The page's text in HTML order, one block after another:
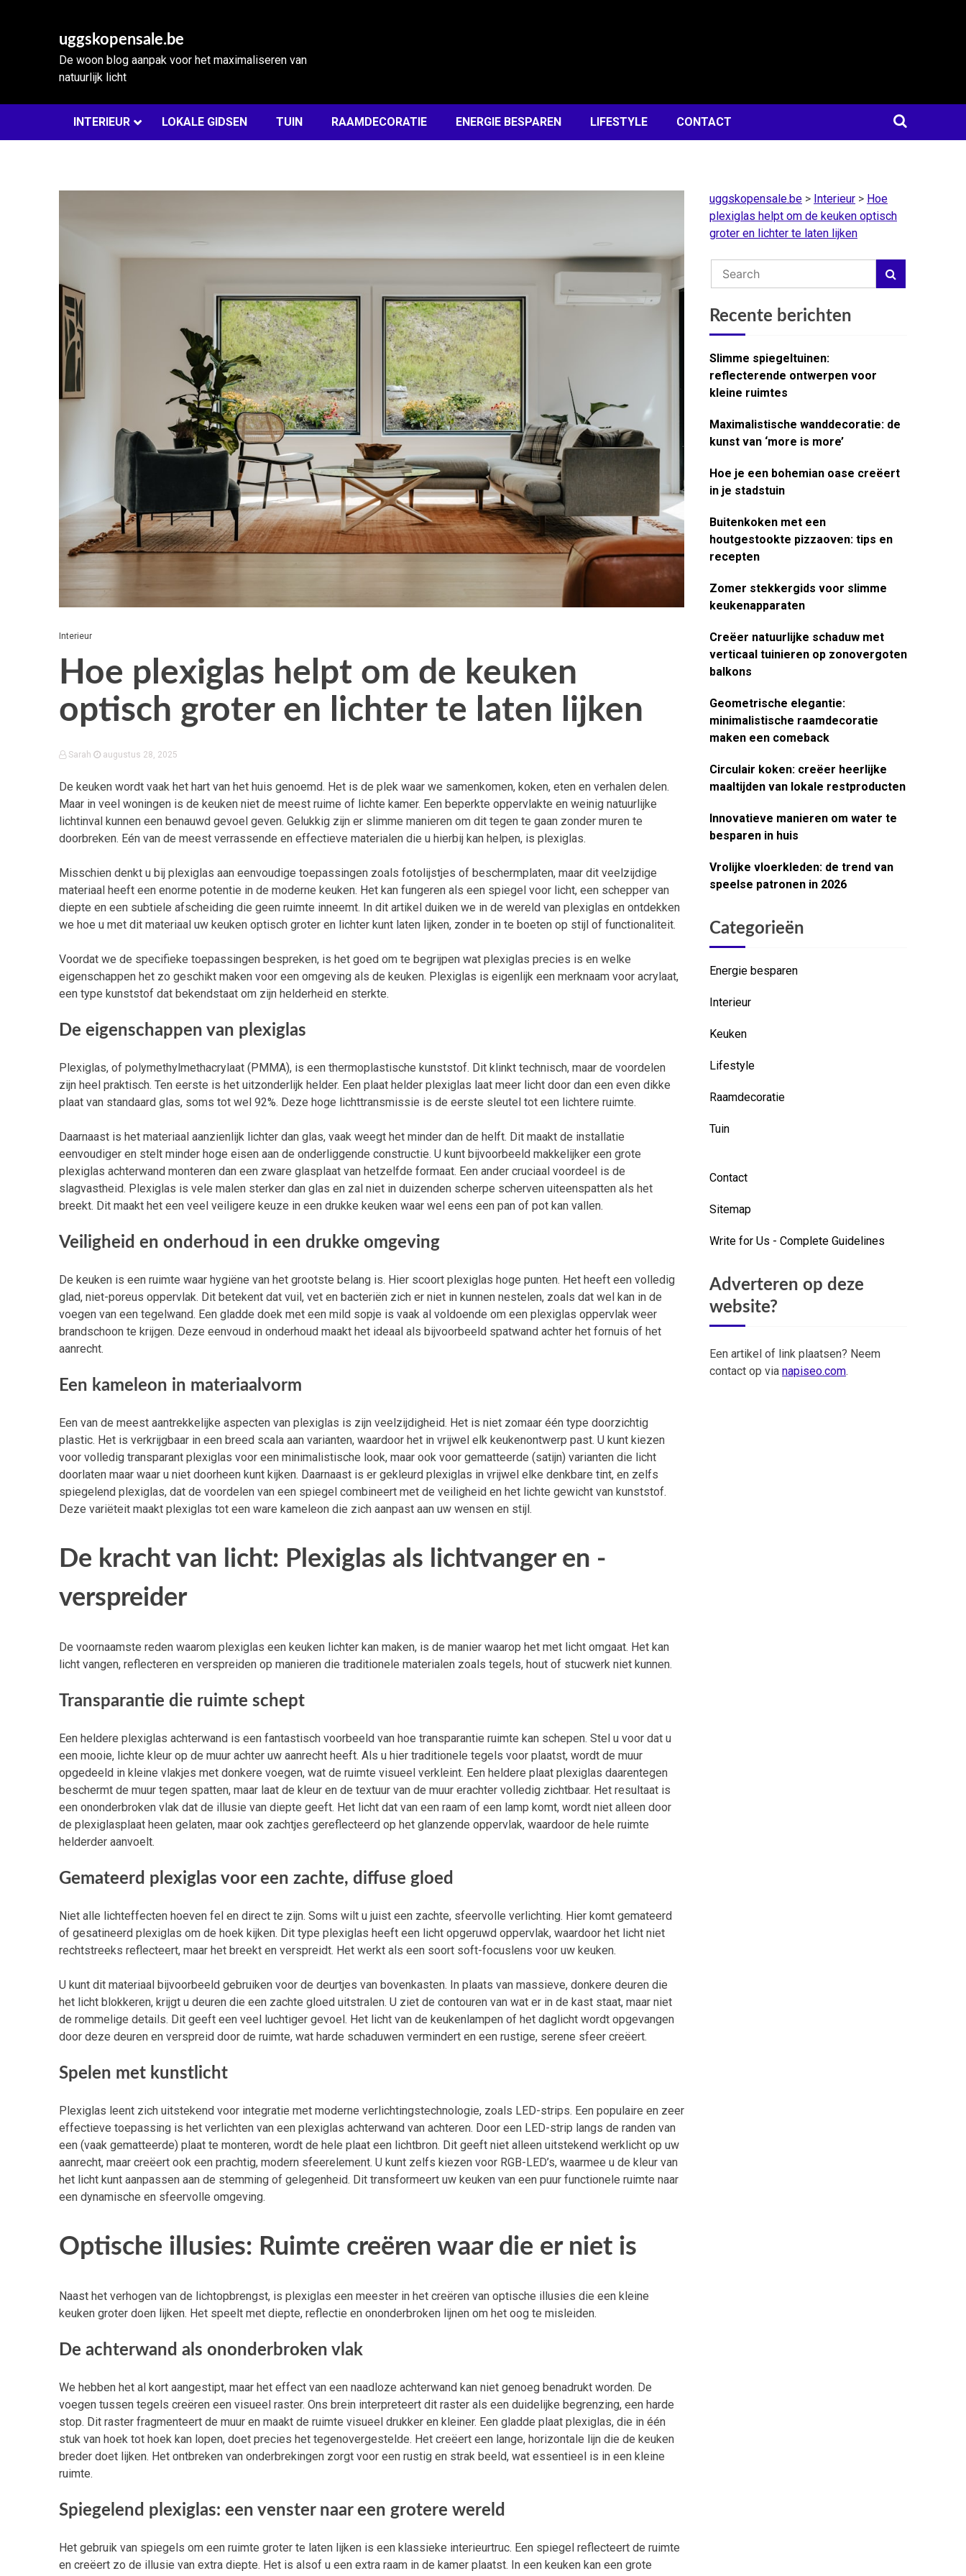
uggskopensale.be
De woon blog aanpak voor het maximaliseren van
natuurlijk licht
INTERIEUR LOKALE GIDSEN TUIN RAAMDECORATIE ENERGIE BESPAREN LIFESTYLE CONTACT
Interieur
Hoe plexiglas helpt om de keuken
optisch groter en lichter te laten lijken
Sarah augustus 28, 2025
De keuken wordt vaak het hart van het huis genoemd. Het is de plek waar we samenkomen, koken, eten en verhalen delen.
Maar in veel woningen is de keuken niet de meest ruime of lichte kamer. Een beperkte oppervlakte en weinig natuurlijke
lichtinval kunnen een benauwd gevoel geven. Gelukkig zijn er slimme manieren om dit tegen te gaan zonder muren te
doorbreken. Eén van de meest verrassende en effectieve materialen die u hierbij kan helpen, is plexiglas.
Misschien denkt u bij plexiglas aan eenvoudige toepassingen zoals fotolijstjes of beschermplaten, maar dit veelzijdige
materiaal heeft een enorme potentie in de moderne keuken. Het kan fungeren als een spiegel voor licht, een schepper van
diepte en een subtiele afscheiding die geen ruimte inneemt. In dit artikel duiken we in de wereld van plexiglas en ontdekken
we hoe u met dit materiaal uw keuken optisch groter en lichter kunt laten lijken, zonder in te boeten op stijl of functionaliteit.
Voordat we de specifieke toepassingen bespreken, is het goed om te begrijpen wat plexiglas precies is en welke
eigenschappen het zo geschikt maken voor een omgeving als de keuken. Plexiglas is eigenlijk een merknaam voor acrylaat,
een type kunststof dat bekendstaat om zijn helderheid en sterkte.
De eigenschappen van plexiglas
Plexiglas, of polymethylmethacrylaat (PMMA), is een thermoplastische kunststof. Dit klinkt technisch, maar de voordelen
zijn heel praktisch. Ten eerste is het uitzonderlijk helder. Een plaat helder plexiglas laat meer licht door dan een even dikke
plaat van standaard glas, soms tot wel 92%. Deze hoge lichttransmissie is de eerste sleutel tot een lichtere ruimte.
Daarnaast is het materiaal aanzienlijk lichter dan glas, vaak weegt het minder dan de helft. Dit maakt de installatie
eenvoudiger en stelt minder hoge eisen aan de onderliggende constructie. U kunt bijvoorbeeld makkelijker een grote
plexiglas achterwand monteren dan een zware glasplaat van hetzelfde formaat. Een ander cruciaal voordeel is de
slagvastheid. Plexiglas is vele malen sterker dan glas en zal niet in duizenden scherpe scherven uiteenspatten als het
breekt. Dit maakt het een veel veiligere keuze in een drukke keuken waar wel eens een pan of pot kan vallen.
Veiligheid en onderhoud in een drukke omgeving
De keuken is een ruimte waar hygiëne van het grootste belang is. Hier scoort plexiglas hoge punten. Het heeft een volledig
glad, niet-poreus oppervlak. Dit betekent dat vuil, vet en bacteriën zich er niet in kunnen nestelen, zoals dat wel kan in de
voegen van een tegelwand. Een gladde doek met een mild sopje is vaak al voldoende om een plexiglas oppervlak weer
brandschoon te krijgen. Deze eenvoud in onderhoud maakt het ideaal als bijvoorbeeld spatwand achter het fornuis of het
aanrecht.
Een kameleon in materiaalvorm
Een van de meest aantrekkelijke aspecten van plexiglas is zijn veelzijdigheid. Het is niet zomaar één type doorzichtig
plastic. Het is verkrijgbaar in een breed scala aan varianten, waardoor het in vrijwel elk keukenontwerp past. U kunt kiezen
voor volledig transparant plexiglas voor een minimalistische look, maar ook voor gematteerde (satijn) varianten die licht
doorlaten maar waar u niet doorheen kunt kijken. Daarnaast is er gekleurd plexiglas in vrijwel elke denkbare tint, en zelfs
spiegelend plexiglas, dat de voordelen van een spiegel combineert met de veiligheid en het lichte gewicht van kunststof.
Deze variëteit maakt plexiglas tot een ware kameleon die zich aanpast aan uw wensen en stijl.
De kracht van licht: Plexiglas als lichtvanger en -
verspreider
De voornaamste reden waarom plexiglas een keuken lichter kan maken, is de manier waarop het met licht omgaat. Het kan
licht vangen, reflecteren en verspreiden op manieren die traditionele materialen zoals tegels, hout of stucwerk niet kunnen.
Transparantie die ruimte schept
Een heldere plexiglas achterwand is een fantastisch voorbeeld van hoe transparantie ruimte kan schepen. Stel u voor dat u
een mooie, lichte kleur op de muur achter uw aanrecht heeft. Als u hier traditionele tegels voor plaatst, wordt de muur
opgedeeld in kleine vlakjes met donkere voegen, wat de ruimte visueel verkleint. Een heldere plaat plexiglas daarentegen
beschermt de muur tegen spatten, maar laat de kleur en de textuur van de muur erachter volledig zichtbaar. Het resultaat is
een ononderbroken vlak dat de illusie van diepte geeft. Het licht dat van een raam of een lamp komt, wordt niet alleen door
de plexiglasplaat heen gelaten, maar ook zachtjes gereflecteerd op het glanzende oppervlak, waardoor de hele ruimte
helderder aanvoelt.
Gemateerd plexiglas voor een zachte, diffuse gloed
Niet alle lichteffecten hoeven fel en direct te zijn. Soms wilt u juist een zachte, sfeervolle verlichting. Hier komt gemateerd
of gesatineerd plexiglas om de hoek kijken. Dit type plexiglas heeft een licht opgeruwd oppervlak, waardoor het licht niet
rechtstreeks reflecteert, maar het breekt en verspreidt. Het werkt als een soort soft-focuslens voor uw keuken.
U kunt dit materiaal bijvoorbeeld gebruiken voor de deurtjes van bovenkasten. In plaats van massieve, donkere deuren die
het licht blokkeren, krijgt u deuren die een zachte gloed uitstralen. U ziet de contouren van wat er in de kast staat, maar niet
de rommelige details. Dit geeft een veel luchtiger gevoel. Het licht van de keukenlampen of het daglicht wordt opgevangen
door deze deuren en verspreid door de ruimte, wat harde schaduwen vermindert en een rustige, serene sfeer creëert.
Spelen met kunstlicht
Plexiglas leent zich uitstekend voor integratie met moderne verlichtingstechnologie, zoals LED-strips. Een populaire en zeer
effectieve toepassing is het verlichten van een plexiglas achterwand van achteren. Door een LED-strip langs de randen van
een (vaak gematteerde) plaat te monteren, wordt de hele plaat een lichtbron. Dit geeft niet alleen uitstekend werklicht op uw
aanrecht, maar creëert ook een prachtig, modern sfeerelement. U kunt zelfs kiezen voor RGB-LED’s, waarmee u de kleur van
het licht kunt aanpassen aan de stemming of gelegenheid. Dit transformeert uw keuken van een puur functionele ruimte naar
een dynamische en sfeervolle omgeving.
Optische illusies: Ruimte creëren waar die er niet is
Naast het verhogen van de lichtopbrengst, is plexiglas een meester in het creëren van optische illusies die een kleine
keuken groter doen lijken. Het speelt met diepte, reflectie en ononderbroken lijnen om het oog te misleiden.
De achterwand als ononderbroken vlak
We hebben het al kort aangestipt, maar het effect van een naadloze achterwand kan niet genoeg benadrukt worden. De
voegen tussen tegels creëren een visueel raster. Ons brein interpreteert dit raster als een duidelijke begrenzing, een harde
stop. Dit raster fragmenteert de muur en maakt de ruimte visueel drukker en kleiner. Een gladde plaat plexiglas, die in één
stuk van hoek tot hoek kan lopen, doet precies het tegenovergestelde. Het creëert een lange, horizontale lijn die de keuken
breder doet lijken. Het ontbreken van onderbrekingen zorgt voor een rustig en strak beeld, wat essentieel is in een kleine
ruimte.
Spiegelend plexiglas: een venster naar een grotere wereld
Het gebruik van spiegels om een ruimte groter te laten lijken is een klassieke interieurtruc. Een spiegel reflecteert de ruimte
en creëert zo de illusie van extra diepte. Het is alsof u een extra raam in de kamer plaatst. In een keuken kan een grote
uggskopensale.be > Interieur > Hoe
plexiglas helpt om de keuken optisch
groter en lichter te laten lijken
Recente berichten
Slimme spiegeltuinen:
reflecterende ontwerpen voor
kleine ruimtes
Maximalistische wanddecoratie: de
kunst van ‘more is more’
Hoe je een bohemian oase creëert
in je stadstuin
Buitenkoken met een
houtgestookte pizzaoven: tips en
recepten
Zomer stekkergids voor slimme
keukenapparaten
Creëer natuurlijke schaduw met
verticaal tuinieren op zonovergoten
balkons
Geometrische elegantie:
minimalistische raamdecoratie
maken een comeback
Circulair koken: creëer heerlijke
maaltijden van lokale restproducten
Innovatieve manieren om water te
besparen in huis
Vrolijke vloerkleden: de trend van
speelse patronen in 2026
Categorieën
Energie besparen
Interieur
Keuken
Lifestyle
Raamdecoratie
Tuin
Contact
Sitemap
Write for Us - Complete Guidelines
Adverteren op deze
website?
Een artikel of link plaatsen? Neem
contact op via napiseo.com.